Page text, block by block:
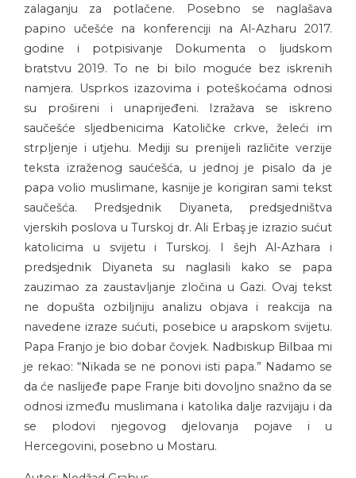
zalaganju za potlačene. Posebno se naglašava
papino učešće na konferenciji na Al-Azharu 2017.
godine i potpisivanje Dokumenta o ljudskom
bratstvu 2019. To ne bi bilo moguće bez iskrenih
namjera. Usprkos izazovima i poteškoćama odnosi
su prošireni i unaprijeđeni. Izražava se iskreno
saučešće sljedbenicima Katoličke crkve, želeći im
strpljenje i utjehu. Mediji su prenijeli različite verzije
teksta izraženog saućešća, u jednoj je pisalo da je
papa volio muslimane, kasnije je korigiran sami tekst
saučešća. Predsjednik Diyaneta, predsjedništva
vjerskih poslova u Turskoj dr. Ali Erbaş je izrazio sućut
katolicima u svijetu i Turskoj. I šejh Al-Azhara i
predsjednik Diyaneta su naglasili kako se papa
zauzimao za zaustavljanje zločina u Gazi. Ovaj tekst
ne dopušta ozbiljniju analizu objava i reakcija na
navedene izraze sućuti, posebice u arapskom svijetu.
Papa Franjo je bio dobar čovjek. Nadbiskup Bilbaa mi
je rekao: “Nikada se ne ponovi isti papa.” Nadamo se
da će naslijeđe pape Franje biti dovoljno snažno da se
odnosi između muslimana i katolika dalje razvijaju i da
se plodovi njegovog djelovanja pojave i u
Hercegovini, posebno u Mostaru.